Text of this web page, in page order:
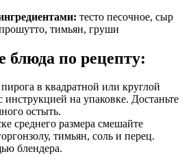
тесто песочное, сыр
тимьян, груши
блюда по рецепту:
в квадратной или круглой
инструкцией на упаковке. Достаньте
остыть.
среднего размера смешайте
тимьян, соль и перец.
блендера.